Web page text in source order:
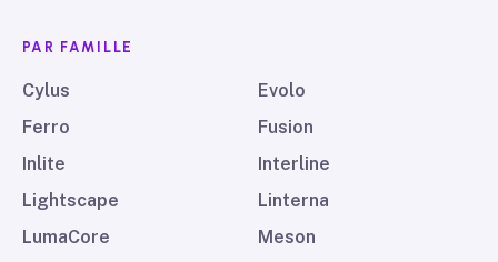
PAR FAMILLE
Cylus
Evolo
Ferro
Fusion
Inlite
Interline
Lightscape
Linterna
LumaCore
Meson